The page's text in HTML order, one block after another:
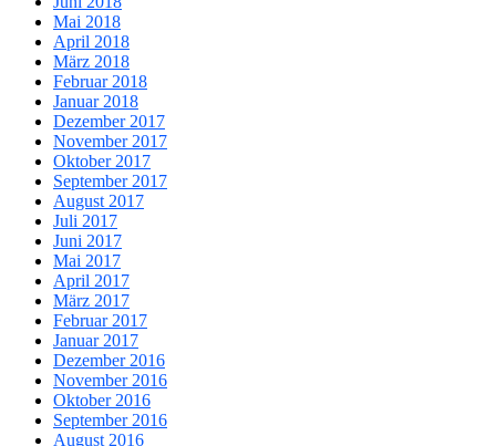
Mai 2018
April 2018
März 2018
Februar 2018
Januar 2018
Dezember 2017
November 2017
Oktober 2017
September 2017
August 2017
Juli 2017
Juni 2017
Mai 2017
April 2017
März 2017
Februar 2017
Januar 2017
Dezember 2016
November 2016
Oktober 2016
September 2016
August 2016